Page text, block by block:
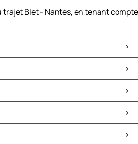
Blet - Nantes, en tenant compte